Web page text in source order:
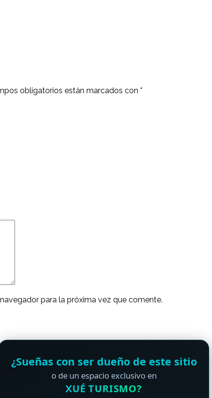
obligatorios están marcados con *
para la próxima vez que comente.
¿Sueñas con ser dueño de este sitio
o de un espacio exclusivo en
XUÉ TURISMO?